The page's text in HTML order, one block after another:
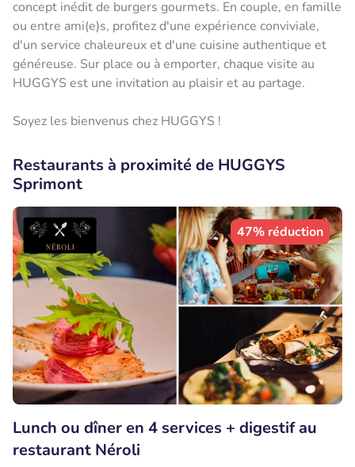
concept inédit de burgers gourmets. En couple, en famille
ou entre ami(e)s, profitez d'une expérience conviviale,
d'un service chaleureux et d'une cuisine authentique et
généreuse. Sur place ou à emporter, chaque visite au
HUGGYS est une invitation au plaisir et au partage.
Soyez les bienvenus chez HUGGYS !
Restaurants à proximité de HUGGYS
Sprimont
47% réduction
Lunch ou dîner en 4 services + digestif au
restaurant Néroli